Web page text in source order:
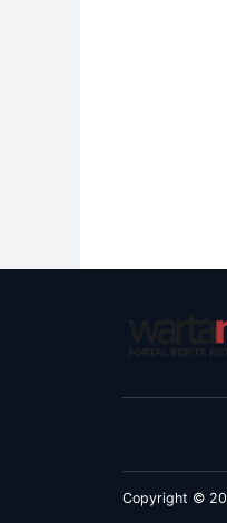
Copyright ©